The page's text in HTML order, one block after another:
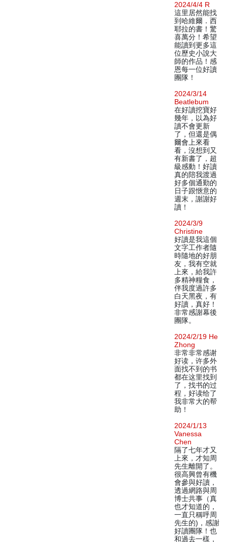
2024/4/4 R
這里居然能找
到哈維爾．西
耶拉的書！驚
喜萬分！希望
能讀到更多這
位歷史小說大
師的作品！感
恩每一位好讀
團隊！
2024/3/14
Beatlebum
在好讀挖寶好
幾年，以為好
讀不會更新
了，但還是偶
爾會上來看
看，沒想到又
有新書了，超
級感動！好讀
真的陪我渡過
好多個通勤的
日子跟愜意的
週末，謝謝好
讀！
2024/3/9
Christine
好讀是我這個
文字工作者隨
時隨地的好朋
友，我有空就
上來，給我許
多精神糧食，
伴我度過許多
白天黑夜，有
好讀，真好！
非常感謝幕後
團隊。
2024/2/19 He
Zhong
非常非常感谢
好读，许多外
面找不到的书
都在这里找到
了，找书的过
程，好读给了
我非常大的帮
助！
2024/1/13
Vanessa
Chen
隔了七年才又
上來，才知周
先生離開了。
很高興曾有機
會參與好讀，
透過網路與周
博士共事（真
也才知道的，
一直只稱呼周
先生的)，感謝
好讀團隊！也
和過去一樣，